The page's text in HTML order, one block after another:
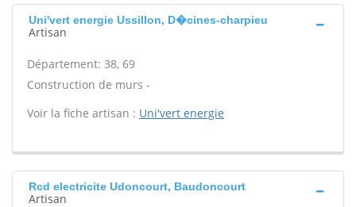
Uni'vert energie Ussillon, D�cines-charpieu
Artisan
Département: 38, 69
Construction de murs -
Voir la fiche artisan : Uni'vert energie
Rcd electricite Udoncourt, Baudoncourt
Artisan